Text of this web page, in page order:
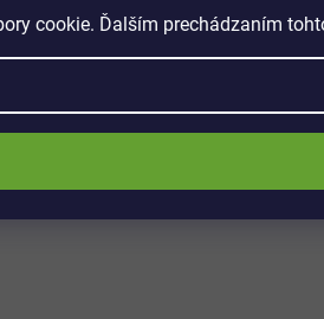
cookie. Ďalším prechádzaním